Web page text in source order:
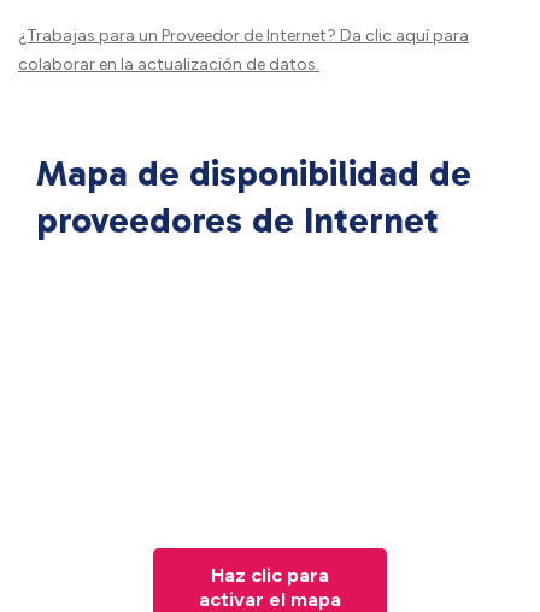
¿Trabajas para un Proveedor de Internet? Da clic aquípara
colaborar en la actualización de datos.
Mapa de disponibilidad de
proveedores de Internet
Haz clic para
activar el mapa